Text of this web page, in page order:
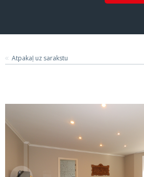
Atpakaļ uz sarakstu